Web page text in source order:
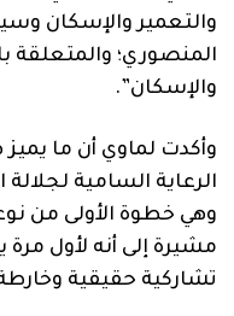
والتعمير والإسكان
المنصوري؛ والمتعلقة
والإسكان”.
وأكدت لماوي أن ما يميز
الرعاية السامية
وهي خطوة الأولى من
مشيرة إلى أنه لأول
تشاركية حقيقية